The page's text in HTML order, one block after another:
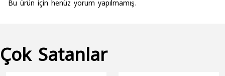
Bu ürün için henüz yorum yapılmamış.
Çok Satanlar